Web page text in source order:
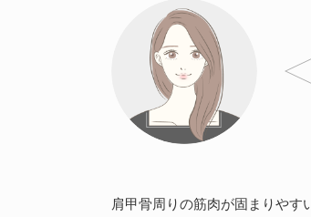
肩甲骨周りの筋肉が固まりやす